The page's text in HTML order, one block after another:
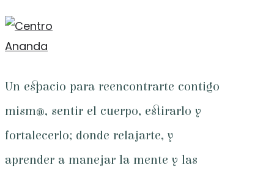
Un espacio para reencontrarte contigo
mism@, sentir el cuerpo, estirarlo y
fortalecerlo; donde relajarte, y
aprender a manejar la mente y las